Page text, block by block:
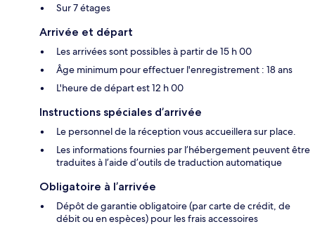
Sur 7 étages
Arrivée et départ
Les arrivées sont possibles à partir de 15 h 00
Âge minimum pour effectuer l'enregistrement : 18 ans
L'heure de départ est 12 h 00
Instructions spéciales d’arrivée
Le personnel de la réception vous accueillera sur place.
Les informations fournies par l’hébergement peuvent être
traduites à l’aide d’outils de traduction automatique
Obligatoire à l’arrivée
Dépôt de garantie obligatoire (par carte de crédit, de
débit ou en espèces) pour les frais accessoires